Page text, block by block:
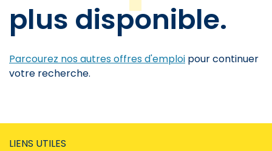
plus disponible.
Parcourez nos autres offres d'emploi pour continuer
votre recherche.
LIENS UTILES